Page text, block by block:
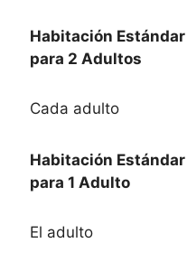
Habitación Estándar
para 2 Adultos
Cada adulto
Habitación Estándar
para 1 Adulto
El adulto